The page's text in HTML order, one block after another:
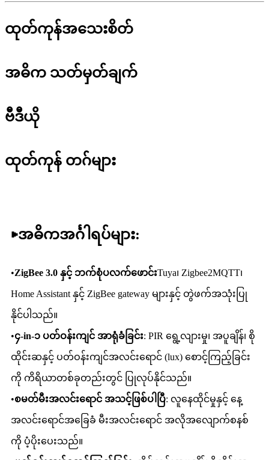
ထုတ်ကုန်အသေးစိတ်
အဓိက သတ်မှတ်ချက်
ဗီဒီယို
ထုတ်ကုန် တဂ်များ
▶အဓိကအင်္ဂါရပ်များ:
•ZigBee 3.0 နှင့် ဘက်စုံပလက်ဖောင်းTuya၊ Zigbee2MQTT၊
Home Assistant နှင့် ZigBee gateway များနှင့် တွဲဖက်အသုံးပြု
နိုင်ပါသည်။
•၄-in-၁ ပတ်ဝန်းကျင် အာရုံခံခြင်း: PIR ရွေ့လျားမှု၊ အပူချိန်၊ စို
ထိုင်းဆနှင့် ပတ်ဝန်းကျင်အလင်းရောင် (lux) စောင့်ကြည့်ခြင်း
ကို ကိရိယာတစ်ခုတည်းတွင် ပြုလုပ်နိုင်သည်။
•စမတ်မီးအလင်းရောင် အသင့်ဖြစ်ပါပြီ: လူနေထိုင်မှုနှင့် နေ့
အလင်းရောင်အခြေခံ မီးအလင်းရောင် အလိုအလျောက်စနစ်
ကို ပံ့ပိုးပေးသည်။